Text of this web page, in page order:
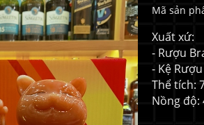
Mã sản
Xuất xứ:
- Rượu
- Kệ
Thể tích:
Nồng độ: